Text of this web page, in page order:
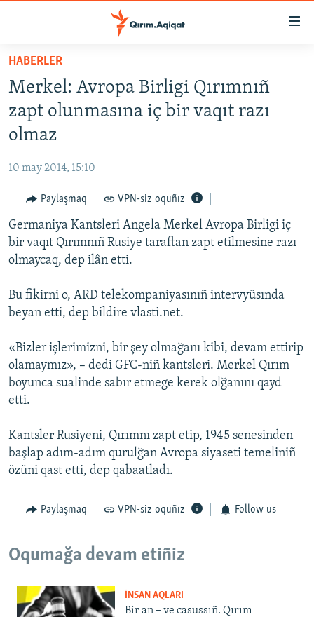
Esas
qaytmaq
Baş
navigatsiyağa
qaytmaq
Qıdıruvğa
qaytmaq
HABERLER
İQTİSADİYAT
MEDENİYET
İNSAN AQLARI
VİDEO
SÜRET
FİKİR
Русский
Українською
QOŞULIÑIZ!
RFE/RS bütün saytları
HABERLER
Merkel: Avropa Birligi Qırımnıñ
zapt olunmasına iç bir vaqıt razı
olmaz
10 may 2014, 15:10
Paylaşmaq VPN-siz oquñız
Germaniya Kantsleri Angela Merkel Avropa Birligi iç
bir vaqıt Qırımnıñ Rusiye taraftan zapt etilmesine razı
olmaycaq, dep ilân etti.
Bu fikirni o, ARD telekompaniyasınıñ intervyüsında
beyan etti, dep bildire vlasti.net.
«Bizler işlerimizni, bir şey olmağanı kibi, devam ettirip
olamaymız», – dedi GFC-niñ kantsleri. Merkel Qırım
boyunca sualinde sabır etmege kerek olğanını qayd
etti.
Kantsler Rusiyeni, Qırımnı zapt etip, 1945 senesinden
başlap adım-adım qurulğan Avropa siyaseti temeliniñ
özüni qast etti, dep qabaatladı.
Paylaşmaq VPN-siz oquñız Follow us
Oqumağa devam etiñiz
İNSAN AQLARI
Bir an – ve casussıñ. Qırım